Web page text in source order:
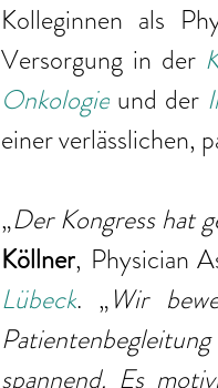
Kolleginnen als
Versorgung in der
Onkologie und der
einer verlässlichen,
„Der Kongress hat
Köllner, Physician
Lübeck. „Wir
spannend. Es